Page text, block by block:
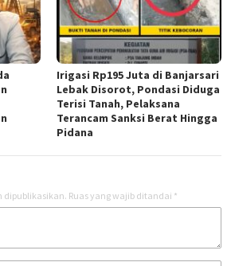
Irigasi Rp195 Juta di Banjarsari
Lebak Disorot, Pondasi Diduga
Terisi Tanah, Pelaksana
Terancam Sanksi Berat Hingga
Pidana
dipublikasikan. Ruas yang wajib ditandai *